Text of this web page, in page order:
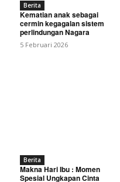
Berita
Kematian anak sebagai
cermin kegagalan sistem
perlindungan Nagara
5 Februari 2026
Berita
Makna Hari Ibu : Momen
Spesial Ungkapan Cinta